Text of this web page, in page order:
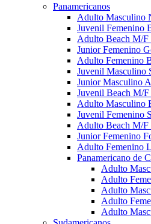
Panamericanos
Adulto Masculino
Juvenil Femenino
Adulto Beach M/F
Junior Femenino
Adulto Femenino
Juvenil Masculino
Junior Masculino
Juvenil Beach M/
Adulto Masculino
Juvenil Femenino
Adulto Beach M/F
Junior Femenino
Adulto Femenino
Panamericano de
Adulto
Adulto
Adulto
Adulto
Adulto